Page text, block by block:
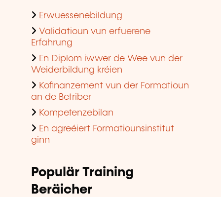
Erwuessenebildung
Validatioun vun erfuerene
Erfahrung
En Diplom iwwer de Wee vun der
Weiderbildung kréien
Kofinanzement vun der Formatioun
an de Betriber
Kompetenzebilan
En agreéiert Formatiounsinstitut
ginn
Populär Training
Beräicher